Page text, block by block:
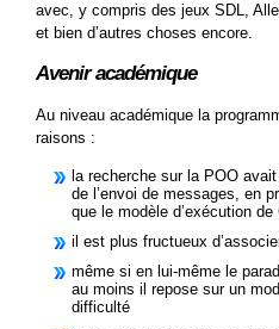
avec, y compris des jeux SDL,
et bien d’autres choses encore.
Avenir académique
Au niveau académique la
raisons :
la recherche sur la POO
de l’envoi de messages, en
que le modèle d’exécution
il est plus fructueux
même si en lui-même le
au moins il repose sur un
difficulté